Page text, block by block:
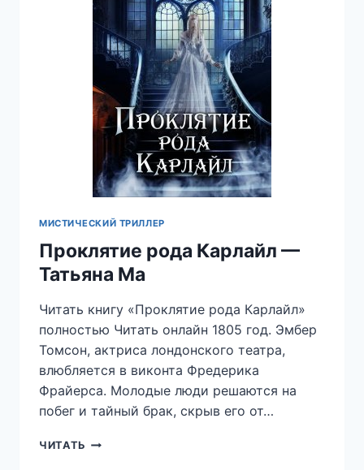
МИСТИЧЕСКИЙ ТРИЛЛЕР
Проклятие рода Карлайл —
Татьяна Ма
Читать книгу «Проклятие рода Карлайл»
полностью Читать онлайн 1805 год. Эмбер
Томсон, актриса лондонского театра,
влюбляется в виконта Фредерика
Фрайерса. Молодые люди решаются на
побег и тайный брак, скрыв его от…
ЧИТАТЬ ПРОКЛЯТИЕ